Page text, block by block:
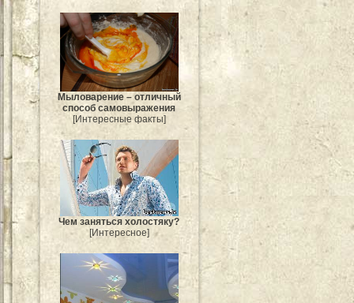
Мыловарение – отличный
способ самовыражения
[Интересные факты]
Чем заняться холостяку?
[Интересное]